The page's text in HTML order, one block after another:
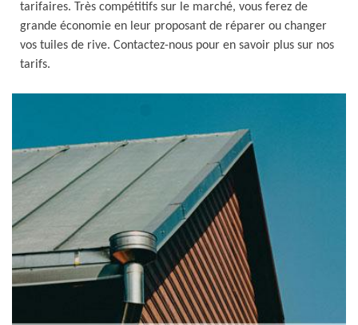
tarifaires. Très compétitifs sur le marché, vous ferez de
grande économie en leur proposant de réparer ou changer
vos tuiles de rive. Contactez-nous pour en savoir plus sur nos
tarifs.